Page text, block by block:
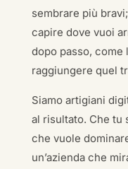
sembrare più
capire dove vuoi
dopo passo, come
raggiungere quel
Siamo artigiani
al risultato. Che tu
che vuole
un’azienda che